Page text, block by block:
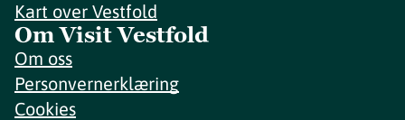
Kart over Vestfold
Om Visit Vestfold
Om oss
Personvernerklæring
Cookies